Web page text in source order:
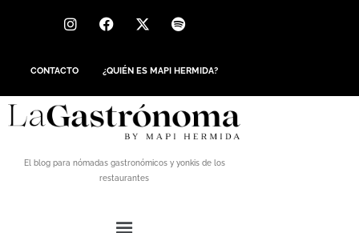
CONTACTO ¿QUIÉN ES MAPI HERMIDA?
El blog para nómadas gastronómicos y yonkis de los
restaurantes